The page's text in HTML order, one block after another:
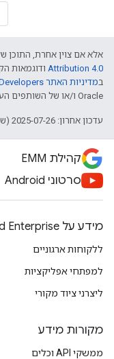
אלא אם צוין אחרת, התוכן
Attribution 4.0 ודוגמאות
במדיניות האתר Google Developers‏
Oracle ו/או של השותפים העצמאיים שלה.
עדכון אחרון: 2025-07-26 (שעון UTC).
קהילת EMM
סרטוני Android
מידע על Android Enterprise
ללקוחות ארגוניים
למפתחי אפליקציות
ליצרני ציוד מקורי
מקורות מידע
ממשקי API וכלים